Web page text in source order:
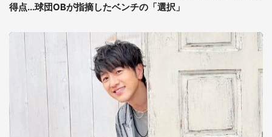
得点...球団OBが指摘したベンチの「選択」